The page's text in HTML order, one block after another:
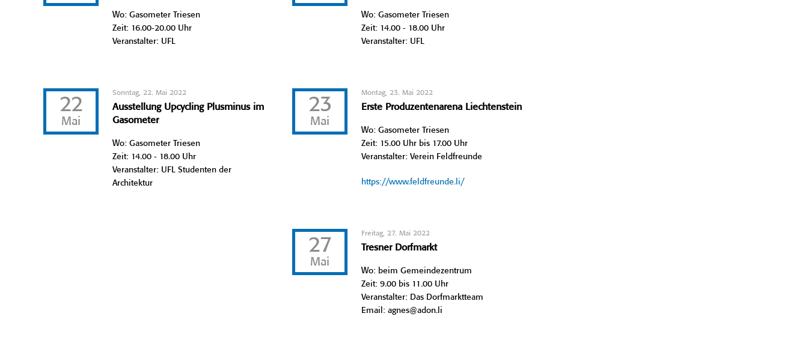
Wo: Gasometer Triesen
Zeit: 16.00-20.00 Uhr
Veranstalter: UFL
Wo: Gasometer Triesen
Zeit: 14.00 - 18.00 Uhr
Veranstalter: UFL
22
Mai
Sonntag, 22. Mai 2022
Ausstellung Upcycling Plusminus im
Gasometer
Wo: Gasometer Triesen
Zeit: 14.00 - 18.00 Uhr
Veranstalter: UFL Studenten der
Architektur
23
Mai
Montag, 23. Mai 2022
Erste Produzentenarena Liechtenstein
Wo: Gasometer Triesen
Zeit: 15.00 Uhr bis 17.00 Uhr
Veranstalter: Verein Feldfreunde
https://www.feldfreunde.li/
27
Mai
Freitag, 27. Mai 2022
Tresner Dorfmarkt
Wo: beim Gemeindezentrum
Zeit: 9.00 bis 11.00 Uhr
Veranstalter: Das Dorfmarktteam
Email: agnes@adon.li